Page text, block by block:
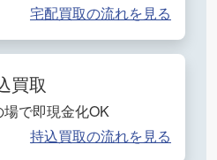
宅配買取の流れを見る
買取
場で即現金化OK
持込買取の流れを見る